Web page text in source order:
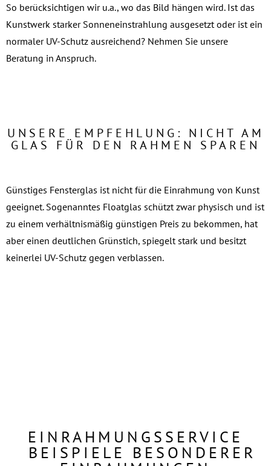
So berücksichtigen wir u.a., wo das Bild hängen wird. Ist das
Kunstwerk starker Sonneneinstrahlung ausgesetzt oder ist ein
normaler UV-Schutz ausreichend? Nehmen Sie unsere
Beratung in Anspruch.
UNSERE EMPFEHLUNG: NICHT AM
GLAS FÜR DEN RAHMEN SPAREN
Günstiges Fensterglas ist nicht für die Einrahmung von Kunst
geeignet. Sogenanntes Floatglas schützt zwar physisch und ist
zu einem verhältnismäßig günstigen Preis zu bekommen, hat
aber einen deutlichen Grünstich, spiegelt stark und besitzt
keinerlei UV-Schutz gegen verblassen.
EINRAHMUNGS­SERVICE
BEISPIELE BESONDERER